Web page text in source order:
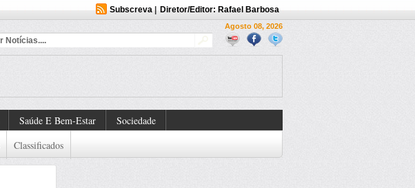
Subscreva| Diretor/Editor: Rafael Barbosa
Agosto 08, 2026
Saúde E Bem-Estar
Sociedade
Classificados